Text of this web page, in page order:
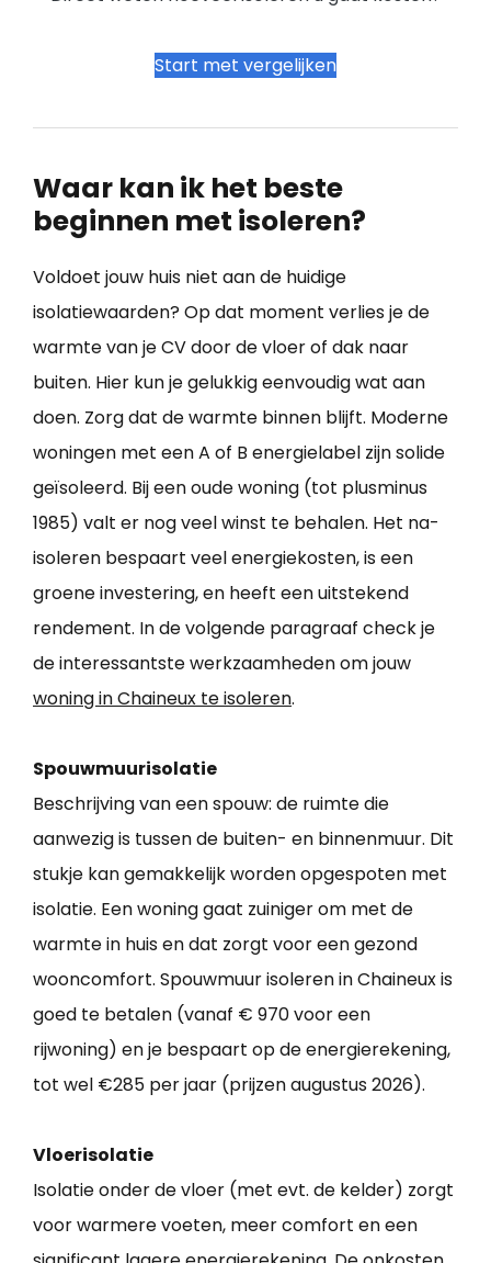
Start met vergelijken
Waar kan ik het beste
beginnen met isoleren?
Voldoet jouw huis niet aan de huidige
isolatiewaarden? Op dat moment verlies je de
warmte van je CV door de vloer of dak naar
buiten. Hier kun je gelukkig eenvoudig wat aan
doen. Zorg dat de warmte binnen blijft. Moderne
woningen met een A of B energielabel zijn solide
geïsoleerd. Bij een oude woning (tot plusminus
1985) valt er nog veel winst te behalen. Het na-
isoleren bespaart veel energiekosten, is een
groene investering, en heeft een uitstekend
rendement. In de volgende paragraaf check je
de interessantste werkzaamheden om jouw
woning in Chaineux te isoleren.
Spouwmuurisolatie
Beschrijving van een spouw: de ruimte die
aanwezig is tussen de buiten- en binnenmuur. Dit
stukje kan gemakkelijk worden opgespoten met
isolatie. Een woning gaat zuiniger om met de
warmte in huis en dat zorgt voor een gezond
wooncomfort. Spouwmuur isoleren in Chaineux is
goed te betalen (vanaf € 970 voor een
rijwoning) en je bespaart op de energierekening,
tot wel €285 per jaar (prijzen augustus 2026).
Vloerisolatie
Isolatie onder de vloer (met evt. de kelder) zorgt
voor warmere voeten, meer comfort en een